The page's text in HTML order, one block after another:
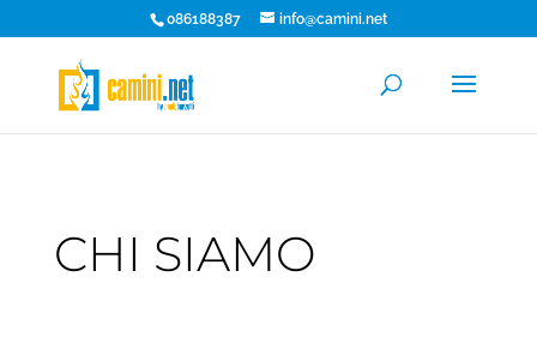
086188387 info@camini.net
CHI SIAMO